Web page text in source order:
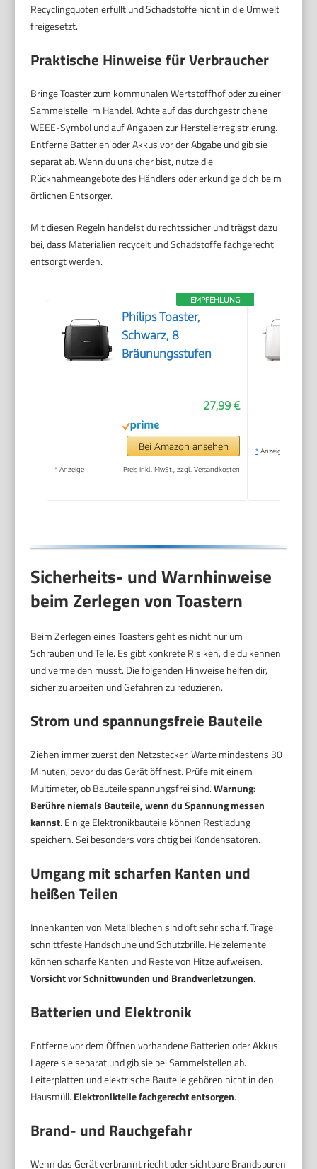
Recyclingquoten erfüllt und Schadstoffe nicht in die Umwelt
freigesetzt.
Praktische Hinweise für Verbraucher
Bringe Toaster zum kommunalen Wertstoffhof oder zu einer
Sammelstelle im Handel. Achte auf das durchgestrichene
WEEE-Symbol und auf Angaben zur Herstellerregistrierung.
Entferne Batterien oder Akkus vor der Abgabe und gib sie
separat ab. Wenn du unsicher bist, nutze die
Rücknahmeangebote des Händlers oder erkundige dich beim
örtlichen Entsorger.
Mit diesen Regeln handelst du rechtssicher und trägst dazu
bei, dass Materialien recycelt und Schadstoffe fachgerecht
entsorgt werden.
EMPFEHLUNG
Philips Toaster,
Schwarz, 8
Bräunungsstufen
27,99 €
Bei Amazon ansehen
* Anzeige Preis inkl. MwSt., zzgl. Versandkosten
* Anzeige
Sicherheits- und Warnhinweise
beim Zerlegen von Toastern
Beim Zerlegen eines Toasters geht es nicht nur um
Schrauben und Teile. Es gibt konkrete Risiken, die du kennen
und vermeiden musst. Die folgenden Hinweise helfen dir,
sicher zu arbeiten und Gefahren zu reduzieren.
Strom und spannungsfreie Bauteile
Ziehen immer zuerst den Netzstecker. Warte mindestens 30
Minuten, bevor du das Gerät öffnest. Prüfe mit einem
Multimeter, ob Bauteile spannungsfrei sind.Warnung:
Berühre niemals Bauteile, wenn du Spannung messen
kannst. Einige Elektronikbauteile können Restladung
speichern. Sei besonders vorsichtig bei Kondensatoren.
Umgang mit scharfen Kanten und
heißen Teilen
Innenkanten von Metallblechen sind oft sehr scharf. Trage
schnittfeste Handschuhe und Schutzbrille. Heizelemente
können scharfe Kanten und Reste von Hitze aufweisen.
Vorsicht vor Schnittwunden und Brandverletzungen.
Batterien und Elektronik
Entferne vor dem Öffnen vorhandene Batterien oder Akkus.
Lagere sie separat und gib sie bei Sammelstellen ab.
Leiterplatten und elektrische Bauteile gehören nicht in den
Hausmüll. Elektronikteile fachgerecht entsorgen.
Brand- und Rauchgefahr
Wenn das Gerät verbrannt riecht oder sichtbare Brandspuren